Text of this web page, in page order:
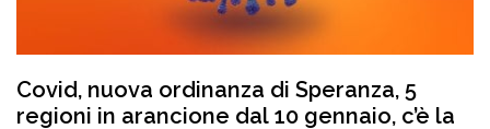
Covid, nuova ordinanza di Speranza, 5
regioni in arancione dal 10 gennaio, c’è la